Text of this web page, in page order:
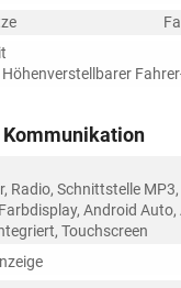
Höhenverstellbarer
Radio, Schnittstelle
Android Auto,
Touchscreen